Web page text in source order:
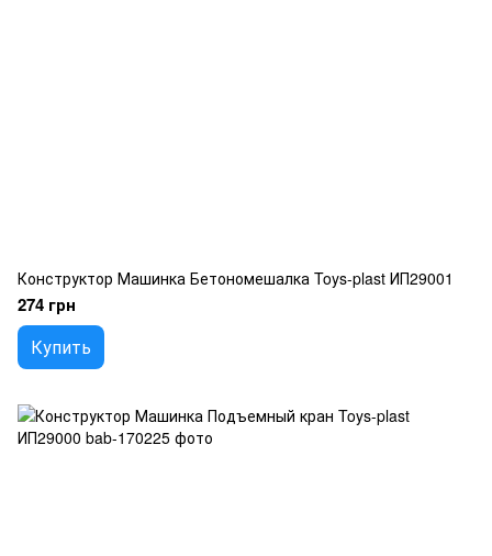
Конструктор Машинка Бетономешалка Toys-plast ИП29001
274 грн
Купить